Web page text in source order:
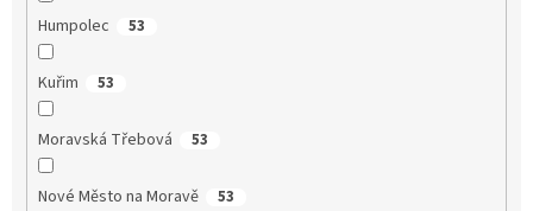
Humpolec 53
Kuřim 53
Moravská Třebová 53
Nové Město na Moravě 53